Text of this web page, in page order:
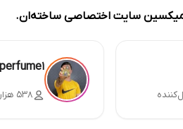
میکسین سایت اختصاصی ساخته‌ان.
۵۳۸ هزار دنبال‌کننده